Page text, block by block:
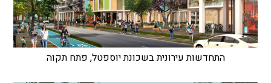
התחדשות עירונית בשכונת יוספטל, פתח תקוה